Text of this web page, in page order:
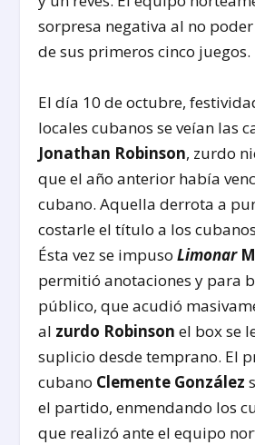
sorpresa negativa al no
de sus primeros cinco juegos.
El día 10 de octubre,
locales cubanos se veían las
Jonathan Robinson, zurdo
que el año anterior había
cubano. Aquella derrota a
costarle el título a los
Ésta vez se impusoLimonar
permitió anotaciones y para
público, que acudió
al zurdo Robinson el box se
suplicio desde temprano. El
cubano Clemente González
el partido, enmendando los
que realizó ante el equipo